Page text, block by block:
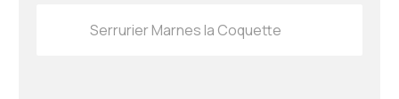
Serrurier Marnes la Coquette